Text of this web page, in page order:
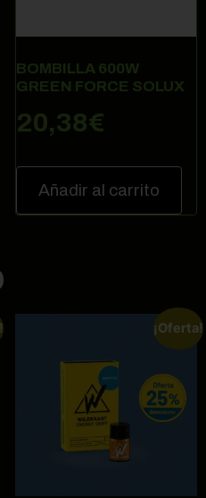
BOMBILLA 600W
GREEN FORCE SOLUX
20,38€
Añadir al carrito
¡Oferta!